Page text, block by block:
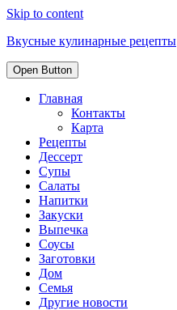
Skip to content
Вкусные кулинарные рецепты
Open Button
Главная
Контакты
Карта
Рецепты
Дессерт
Супы
Салаты
Напитки
Закуски
Выпечка
Соусы
Заготовки
Дом
Семья
Другие новости